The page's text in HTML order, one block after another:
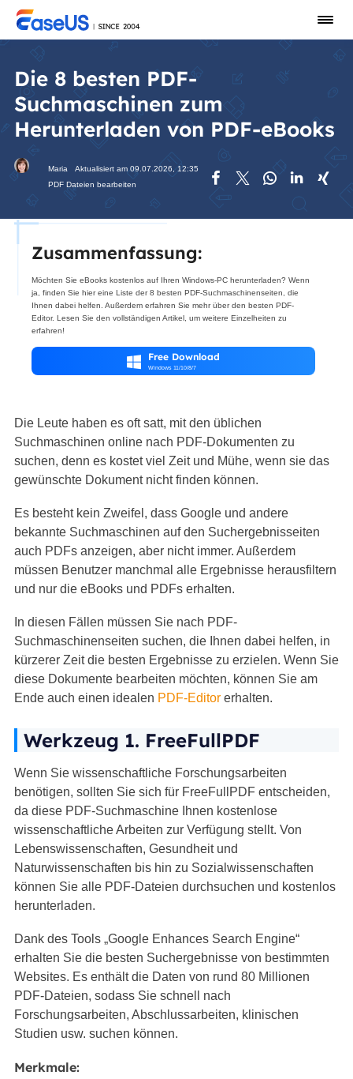
Die 8 besten PDF-
Suchmaschinen zum
Herunterladen von PDF-eBooks
Maria
Aktualisiert am 09.07.2026, 12:35
PDF Dateien bearbeiten
    
Zusammenfassung:
Möchten Sie eBooks kostenlos auf Ihren Windows-PC herunterladen? Wenn
ja, finden Sie hier eine Liste der 8 besten PDF-Suchmaschinenseiten, die
Ihnen dabei helfen. Außerdem erfahren Sie mehr über den besten PDF-
Editor. Lesen Sie den vollständigen Artikel, um weitere Einzelheiten zu
erfahren!
 Free Download
Windows 11/10/8/7
Die Leute haben es oft satt, mit den üblichen
Suchmaschinen online nach PDF-Dokumenten zu
suchen, denn es kostet viel Zeit und Mühe, wenn sie das
gewünschte Dokument nicht finden können.
Es besteht kein Zweifel, dass Google und andere
bekannte Suchmaschinen auf den Suchergebnisseiten
auch PDFs anzeigen, aber nicht immer. Außerdem
müssen Benutzer manchmal alle Ergebnisse herausfiltern
und nur die eBooks und PDFs erhalten.
In diesen Fällen müssen Sie nach PDF-
Suchmaschinenseiten suchen, die Ihnen dabei helfen, in
kürzerer Zeit die besten Ergebnisse zu erzielen. Wenn Sie
diese Dokumente bearbeiten möchten, können Sie am
Ende auch einen idealen PDF-Editorerhalten.
Werkzeug 1. FreeFullPDF
Wenn Sie wissenschaftliche Forschungsarbeiten
benötigen, sollten Sie sich für FreeFullPDF entscheiden,
da diese PDF-Suchmaschine Ihnen kostenlose
wissenschaftliche Arbeiten zur Verfügung stellt. Von
Lebenswissenschaften, Gesundheit und
Naturwissenschaften bis hin zu Sozialwissenschaften
können Sie alle PDF-Dateien durchsuchen und kostenlos
herunterladen.
Dank des Tools „Google Enhances Search Engine“
erhalten Sie die besten Suchergebnisse von bestimmten
Websites. Es enthält die Daten von rund 80 Millionen
PDF-Dateien, sodass Sie schnell nach
Forschungsarbeiten, Abschlussarbeiten, klinischen
Studien usw. suchen können.
Merkmale: